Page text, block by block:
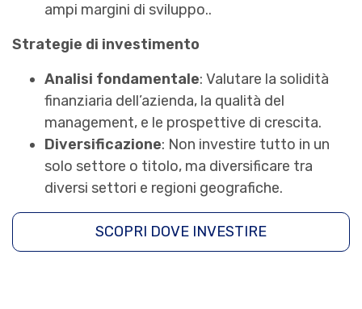
ampi margini di sviluppo..
Strategie di investimento
Analisi fondamentale: Valutare la solidità
finanziaria dell’azienda, la qualità del
management, e le prospettive di crescita.
Diversificazione: Non investire tutto in un
solo settore o titolo, ma diversificare tra
diversi settori e regioni geografiche.
SCOPRI DOVE INVESTIRE